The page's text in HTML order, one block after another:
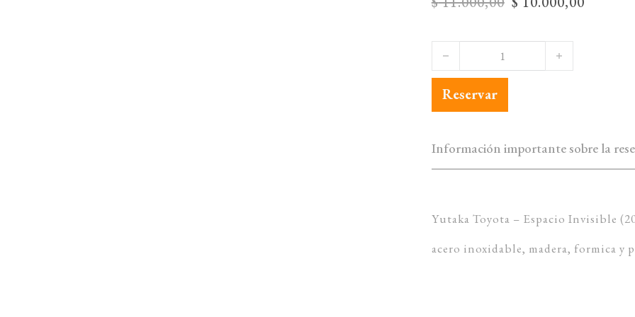
Yutaka Toyota - Espacio Invisible
Reservar
Información importante sobre la
Yutaka Toyota – Espacio Invisible
acero inoxidable, madera, formica y